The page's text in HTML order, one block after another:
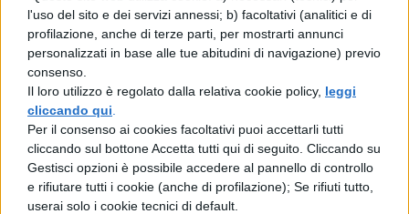
l'uso del sito e dei servizi annessi; b) facoltativi (analitici e di
profilazione, anche di terze parti, per mostrarti annunci
personalizzati in base alle tue abitudini di navigazione) previo
consenso.
Il loro utilizzo è regolato dalla relativa cookie policy, leggi
cliccando qui
Per il consenso ai cookies facoltativi puoi accettarli tutti
cliccando sul bottone Accetta tutti qui di seguito. Cliccando su
Gestisci opzioni è possibile accedere al pannello di controllo
e rifiutare tutti i cookie (anche di profilazione); Se rifiuti tutto,
userai solo i cookie tecnici di default.
skin da utilizzare su diversi personaggi
iconici della saga.
[affiliate_generic type=”button”
url=”https://www.amazon.it/dp/B09QT8FL
NT” text=”Acquista Lego Star Wars: La Saga
Degli Skywalker + DLC a 29,84€”]